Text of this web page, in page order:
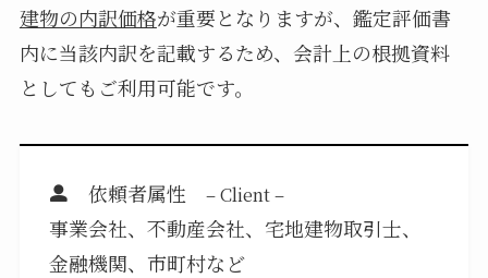
建物の内訳価格が重要となりますが、鑑定評価書
内に当該内訳を記載するため、会計上の根拠資料
としてもご利用可能です。
依頼者属性 – Client –
事業会社、不動産会社、宅地建物取引士、
金融機関、市町村など